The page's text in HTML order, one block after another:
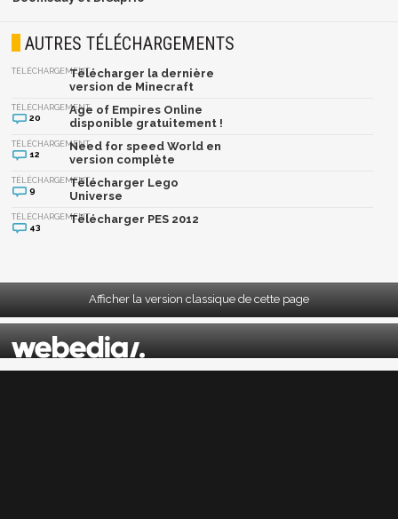
AUTRES TÉLÉCHARGEMENTS
TÉLÉCHARGEMENTTélécharger la dernière
version de Minecraft
TÉLÉCHARGEMENT
20
Age of Empires Online
disponible gratuitement !
TÉLÉCHARGEMENT
12
Need for speed World en
version complète
TÉLÉCHARGEMENT
9
Télécharger Lego
Universe
TÉLÉCHARGEMENT
43
Télécharger PES 2012
Afficher la version classique de cette page